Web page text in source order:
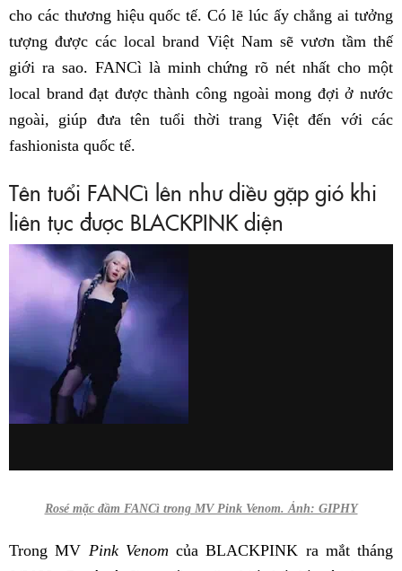
cho các thương hiệu quốc tế. Có lẽ lúc ấy chẳng ai tưởng
tượng được các local brand Việt Nam sẽ vươn tầm thế
giới ra sao. FANCì là minh chứng rõ nét nhất cho một
local brand đạt được thành công ngoài mong đợi ở nước
ngoài, giúp đưa tên tuổi thời trang Việt đến với các
fashionista quốc tế.
Tên tuổi FANCì lên như diều gặp gió khi
liên tục được BLACKPINK diện
Rosé mặc đầm FANCì trong MV Pink Venom. Ảnh: GIPHY
Trong MV Pink Venom của BLACKPINK ra mắt tháng